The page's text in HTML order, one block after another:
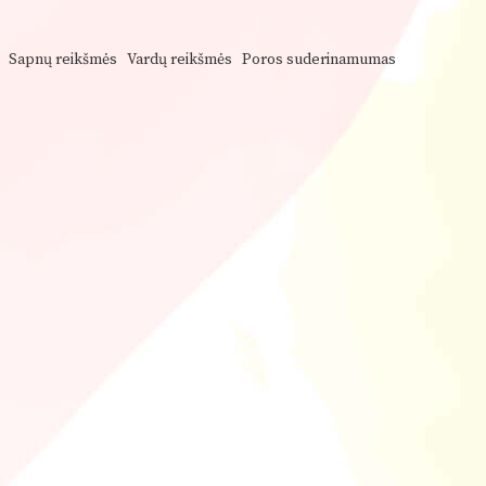
Sapnų reikšmės Vardų reikšmės Poros suderinamumas